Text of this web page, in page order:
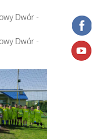
Dwór -
Dwór -